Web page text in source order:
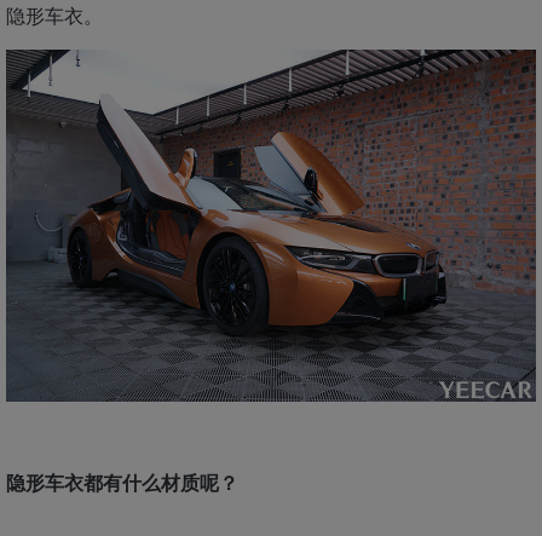
隐形车衣。
隐形车衣都有什么材质呢？